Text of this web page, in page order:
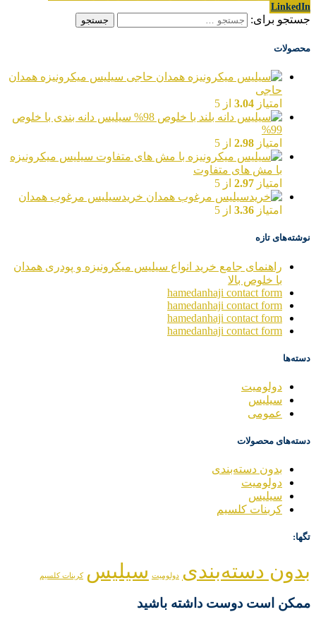
LinkedIn
جستجو برای:
محصولات
سیلیس میکرونیزه همدان
حاجی
امتیاز 3.04 از 5
سیلیس دانه بندی با خلوص
99%
امتیاز 2.98 از 5
سیلیس میکرونیزه
با مش های متفاوت
امتیاز 2.97 از 5
خریدسیلیس مرغوب همدان
امتیاز 3.36 از 5
نوشته‌های تازه
راهنمای جامع خرید انواع سیلیس میکرونیزه و پودری همدان
با خلوص بالا
hamedanhaji contact form
hamedanhaji contact form
hamedanhaji contact form
hamedanhaji contact form
دسته‌ها
دولومیت
سیلیس
عمومی
دسته‌های محصولات
بدون دسته‌بندی
دولومیت
سیلیس
کربنات کلسیم
تگها:
بدون دسته‌بندی دولومیت سیلیس کربنات کلسیم
ممکن است دوست داشته باشید